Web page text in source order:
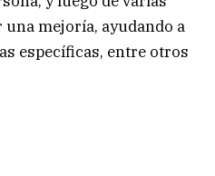
una mejoría, ayudando a
específicas, entre otros